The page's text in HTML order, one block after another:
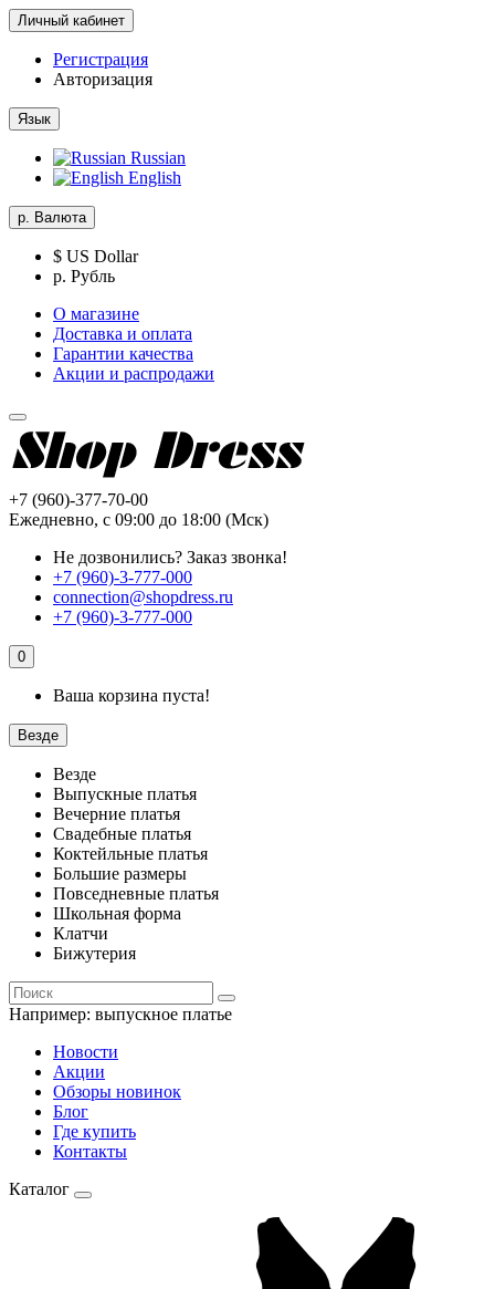
Личный кабинет
Регистрация
Авторизация
Язык
Russian
English
р. Валюта
$ US Dollar
р. Рубль
О магазине
Доставка и оплата
Гарантии качества
Акции и распродажи
+7 (960)-377-70-00
Ежедневно, с 09:00 до 18:00 (Мск)
Не дозвонились? Заказ звонка!
+7 (960)-3-777-000
connection@shopdress.ru
+7 (960)-3-777-000
0
Ваша корзина пуста!
Везде
Везде
Выпускные платья
Вечерние платья
Свадебные платья
Коктейльные платья
Большие размеры
Повседневные платья
Школьная форма
Клатчи
Бижутерия
Например: выпускное платье
Новости
Акции
Обзоры новинок
Блог
Где купить
Контакты
Каталог